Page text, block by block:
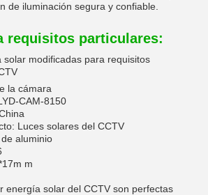
de iluminación segura y confiable.
requisitos particulares:
solar modificadas para requisitos
la cámara
CAM-8150
Luces solares del CCTV
aluminio
m
energía solar del CCTV son perfectas